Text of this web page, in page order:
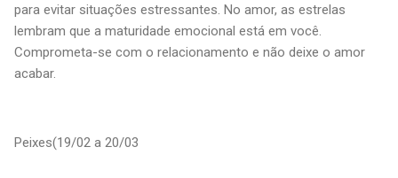
para evitar situações estressantes. No amor, as estrelas
lembram que a maturidade emocional está em você.
Comprometa-se com o relacionamento e não deixe o amor
acabar.
Peixes(19/02 a 20/03